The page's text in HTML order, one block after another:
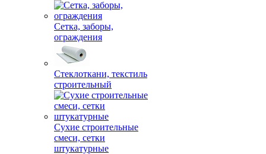
Сетка, заборы,
ограждения
Стеклоткани, текстиль
строительный
Сухие строительные
смеси, сетки
штукатурные